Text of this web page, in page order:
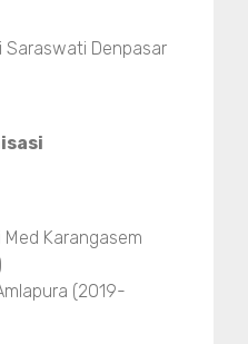
Saraswati Denpasar
Karangasem
(2019-